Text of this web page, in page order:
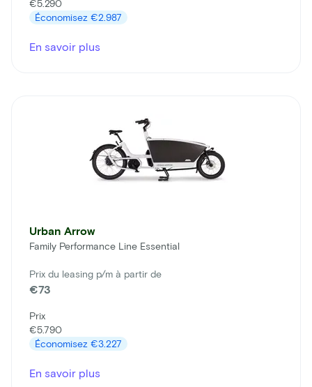
€5.290
Économisez €2.987
En savoir plus
Urban Arrow
Family Performance Line Essential
Prix du leasing p/m à partir de
€73
Prix
€5.790
Économisez €3.227
En savoir plus